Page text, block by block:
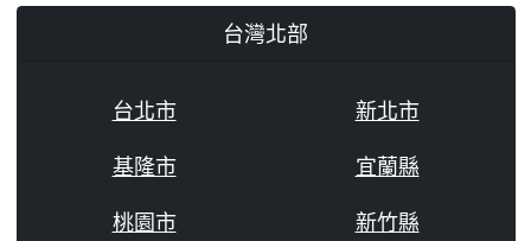
台灣北部
台北市
新北市
基隆市
宜蘭縣
桃園市
新竹縣